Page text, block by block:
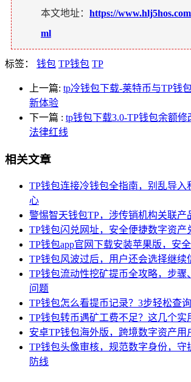
本文地址： https://
ml
标签： 钱包 TP钱包 TP
上一篇: tp冷钱包下载-莱特币与TP钱
新体验
下一篇 : tp钱包下载3.0-TP钱包余额
法律红线
相关文章
TP钱包连接冷钱包全指南，别乱导入
心
警惕智天钱包TP，涉传销机构关联产
TP钱包闪兑网址，安全便捷数字资产
TP钱包app官网下载安装苹果版，安
TP钱包风波过后，用户还会选择继续
TP钱包流动性挖矿提币全攻略，步骤
问题
TP钱包怎么看提币记录？3步轻松查
TP钱包转币遇矿工费不足？这几个实
安卓TP钱包海外版，跨境数字资产用
TP钱包头像审核，规范数字身份，守
防线